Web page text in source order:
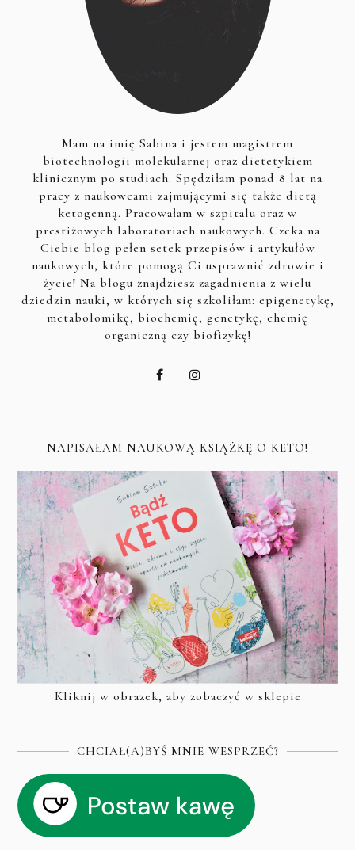
Mam na imię Sabina i jestem magistrem
biotechnologii molekularnej oraz dietetykiem
klinicznym po studiach. Spędziłam ponad 8 lat na
pracy z naukowcami zajmującymi się także dietą
ketogenną. Pracowałam w szpitalu oraz w
prestiżowych laboratoriach naukowych. Czeka na
Ciebie blog pełen setek przepisów i artykułów
naukowych, które pomogą Ci usprawnić zdrowie i
życie! Na blogu znajdziesz zagadnienia z wielu
dziedzin nauki, w których się szkoliłam: epigenetykę,
metabolomikę, biochemię, genetykę, chemię
organiczną czy biofizykę!
NAPISAŁAM NAUKOWĄ KSIĄŻKĘ O KETO!
Kliknij w obrazek, aby zobaczyć w sklepie
CHCIAŁ(A)BYŚ MNIE WESPRZEĆ?